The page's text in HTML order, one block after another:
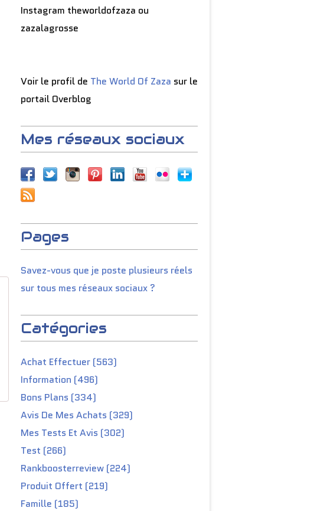
Instagram theworldofzaza ou
zazalagrosse
Voir le profil de The World Of Zaza sur le
portail Overblog
Mes réseaux sociaux
Pages
Savez-vous que je poste plusieurs réels
sur tous mes réseaux sociaux ?
Catégories
Achat Effectuer (563)
Information (496)
Bons Plans (334)
Avis De Mes Achats (329)
Mes Tests Et Avis (302)
Test (266)
Rankboosterreview (224)
Produit Offert (219)
Famille (185)